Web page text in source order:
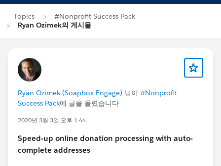
Topics
#Nonprofit Success Pack
Ryan Ozimek의 게시물
Ryan Ozimek (Soapbox Engage) 님이 #Nonprofit
Success Pack에 글을 올렸습니다
2020년 3월 3일 오후 1:44
Speed-up online donation processing with auto-
complete addresses